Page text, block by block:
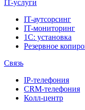
IT-услуги
IT-аутсорсинг
IT-мониторинг
1С: установка
Резервное
Связь
IP-телефония
CRM-телефония
Колл-центр